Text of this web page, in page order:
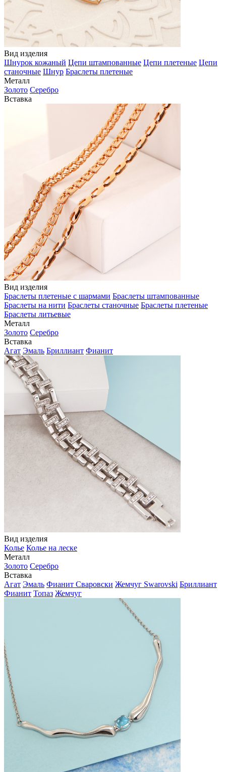
Вид изделия
Шнурок кожаный Цепи штампованные Цепи плетеные Цепи
станочные Шнур Браслеты плетеные
Металл
Золото Серебро
Вставка
Вид изделия
Браслеты плетеные с шармами Браслеты штампованные
Браслеты на нити Браслеты станочные Браслеты плетеные
Браслеты литьевые
Металл
Золото Серебро
Вставка
Агат Эмаль Бриллиант Фианит
Вид изделия
Колье Колье на леске
Металл
Золото Серебро
Вставка
Агат Эмаль Фианит Сваровски Жемчуг Swarovski Бриллиант
Фианит Топаз Жемчуг